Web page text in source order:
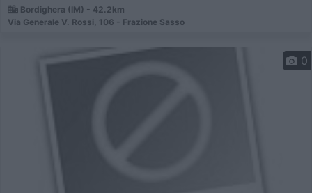
Bordighera (IM) - 42.2km
Via Generale V. Rossi, 106 - Frazione Sasso
0